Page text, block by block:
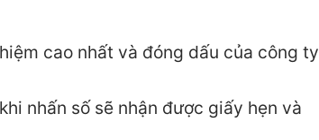
cao nhất và đóng dấu của công ty
nhấn số sẽ nhận được giấy hẹn và